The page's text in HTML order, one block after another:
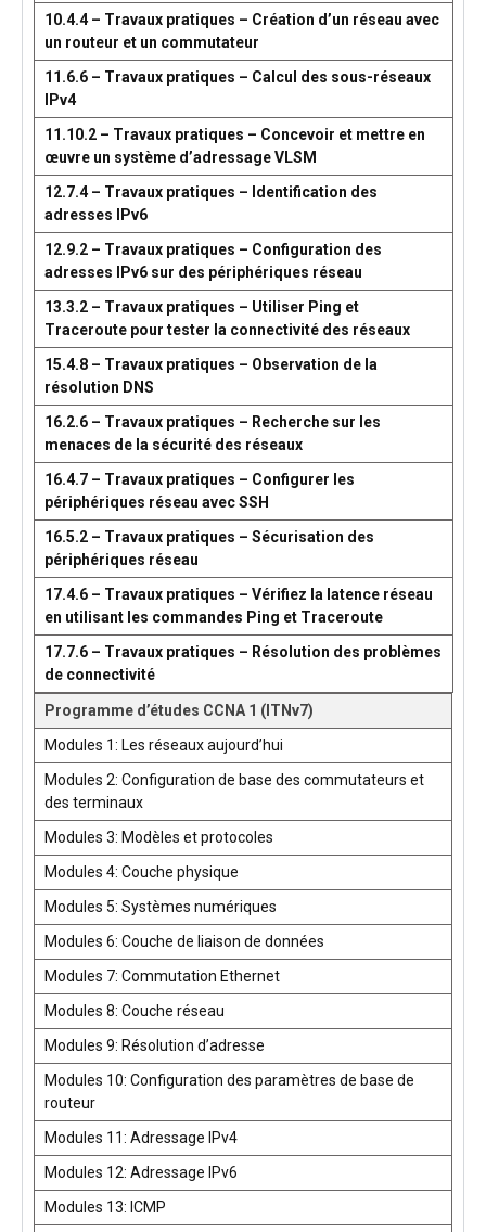
10.4.4 – Travaux pratiques – Création d’un réseau avec
un routeur et un commutateur
11.6.6 – Travaux pratiques – Calcul des sous-réseaux
IPv4
11.10.2 – Travaux pratiques – Concevoir et mettre en
œuvre un système d’adressage VLSM
12.7.4 – Travaux pratiques – Identification des
adresses IPv6
12.9.2 – Travaux pratiques – Configuration des
adresses IPv6 sur des périphériques réseau
13.3.2 – Travaux pratiques – Utiliser Ping et
Traceroute pour tester la connectivité des réseaux
15.4.8 – Travaux pratiques – Observation de la
résolution DNS
16.2.6 – Travaux pratiques – Recherche sur les
menaces de la sécurité des réseaux
16.4.7 – Travaux pratiques – Configurer les
périphériques réseau avec SSH
16.5.2 – Travaux pratiques – Sécurisation des
périphériques réseau
17.4.6 – Travaux pratiques – Vérifiez la latence réseau
en utilisant les commandes Ping et Traceroute
17.7.6 – Travaux pratiques – Résolution des problèmes
de connectivité
Programme d’études CCNA 1 (ITNv7)
Modules 1: Les réseaux aujourd’hui
Modules 2: Configuration de base des commutateurs et
des terminaux
Modules 3: Modèles et protocoles
Modules 4: Couche physique
Modules 5: Systèmes numériques
Modules 6: Couche de liaison de données
Modules 7: Commutation Ethernet
Modules 8: Couche réseau
Modules 9: Résolution d’adresse
Modules 10: Configuration des paramètres de base de
routeur
Modules 11: Adressage IPv4
Modules 12: Adressage IPv6
Modules 13: ICMP